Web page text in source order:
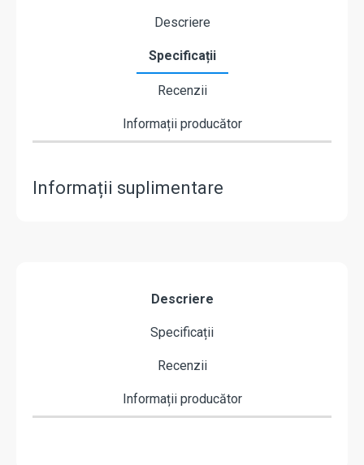
Descriere
Specificații
Recenzii
Informații producător
Informații suplimentare
Descriere
Specificații
Recenzii
Informații producător